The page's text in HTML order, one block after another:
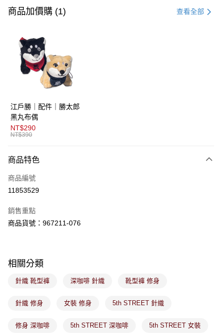
信用卡一次付款
LINE Pay
AFTEE先享後付
【關於「AFTEE先享後付」】
便利好安心！
１．簡單：不需註冊會員、不需綁卡、不需儲值。
２．便利：只要手機號碼，簡訊認證，即可結帳。
３．安心：先確認商品／服務後，再付款。
１．於結帳方式選擇「AFTEE先享後付」後，將跳轉至「AFTEE先享後付」
２．訂單成立數日內，您將收到繳費通知簡訊。
３．收到繳費通知簡訊後14天內，點擊此簡訊中的連結，可透過四大超商／
購買商品的店家。未經商家同意取消之訂單仍視為有效，需透過AFTEE先享
後付繳納相關費用。
【注意事項】
易，需依本服務之必要範圍內提供個人資料，並將交易相關給付款項請求債
２．關於個人資料處理事宜，請瀏覽以下網址：
「AFTEE先享後付」，若未經同意申辦者引起之損失，本公司不負相關責
運送方式
全家取貨付款
免運費
免運費
7-11取貨付款
免運費
免運費
宅配
商品加價購 (1) 查看全部
江戶勝｜配件｜勝太郎
黑丸布偶
NT$290
NT$390
商品特色
商品編號
11853529
銷售重點
商品貨號：967211-076
相關分類
針織 靴型褲 深咖啡 針織 靴型褲 修身
針織 修身 女裝 修身 5th STREET 針織
修身 深咖啡 5th STREET 深咖啡 5th STREET 女裝